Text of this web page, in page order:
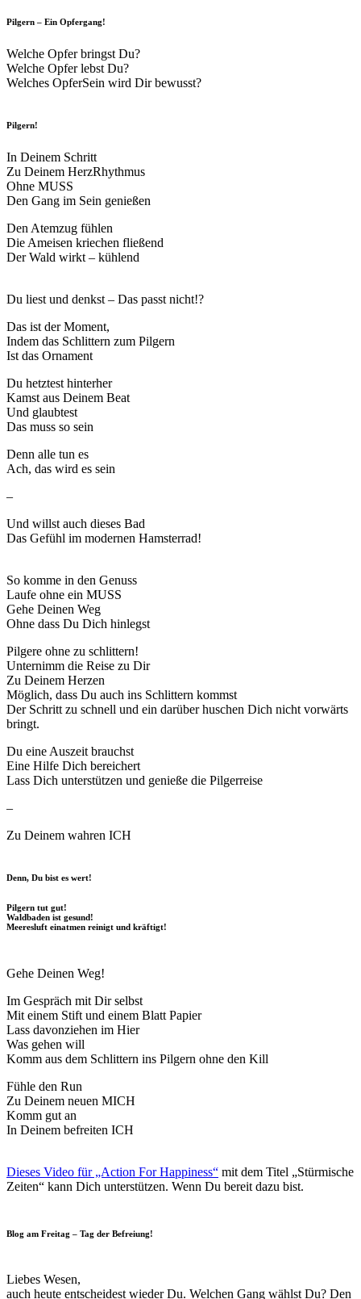
Pilgern – Ein Opfergang!
Welche Opfer bringst Du?
Welche Opfer lebst Du?
Welches OpferSein wird Dir bewusst?
Pilgern!
In Deinem Schritt
Zu Deinem HerzRhythmus
Ohne MUSS
Den Gang im Sein genießen
Den Atemzug fühlen
Die Ameisen kriechen fließend
Der Wald wirkt – kühlend
Du liest und denkst – Das passt nicht!?
Das ist der Moment,
Indem das Schlittern zum Pilgern
Ist das Ornament
Du hetztest hinterher
Kamst aus Deinem Beat
Und glaubtest
Das muss so sein
Denn alle tun es
Ach, das wird es sein
–
Und willst auch dieses Bad
Das Gefühl im modernen Hamsterrad!
So komme in den Genuss
Laufe ohne ein MUSS
Gehe Deinen Weg
Ohne dass Du Dich hinlegst
Pilgere ohne zu schlittern!
Unternimm die Reise zu Dir
Zu Deinem Herzen
Möglich, dass Du auch ins Schlittern kommst
Der Schritt zu schnell und ein darüber huschen Dich nicht vorwärts
bringt.
Du eine Auszeit brauchst
Eine Hilfe Dich bereichert
Lass Dich unterstützen und genieße die Pilgerreise
–
Zu Deinem wahren ICH
Denn, Du bist es wert!
Pilgern tut gut!
Waldbaden ist gesund!
Meeresluft einatmen reinigt und kräftigt!
Gehe Deinen Weg!
Im Gespräch mit Dir selbst
Mit einem Stift und einem Blatt Papier
Lass davonziehen im Hier
Was gehen will
Komm aus dem Schlittern ins Pilgern ohne den Kill
Fühle den Run
Zu Deinem neuen MICH
Komm gut an
In Deinem befreiten ICH
Dieses Video für „Action For Happiness“ mit dem Titel „Stürmische
Zeiten“ kann Dich unterstützen. Wenn Du bereit dazu bist.
Blog am Freitag – Tag der Befreiung!
Liebes Wesen,
auch heute entscheidest wieder Du. Welchen Gang wählst Du? Den